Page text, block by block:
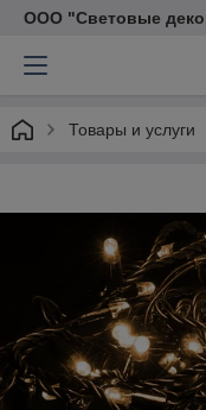
ООО "Световые
Товары и услуги